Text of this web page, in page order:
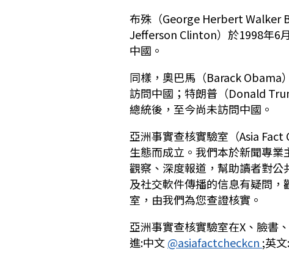
布殊（George Herbert Walker
Jefferson Clinton）於1998年6
中國。
同樣，奧巴馬（Barack Obama
訪問中國；特朗普（Donald
總統後，至今尚未訪問中國。
亞洲事實查核實驗室（Asia
生態而成立。我們本於新聞專
觀察、深度報道，幫助讀者對
及社交軟件傳播的信息有疑問
室，由我們為您查證核實。
亞洲事實查核實驗室在X、臉書
進:中文@asiafactcheckcn ;英文: